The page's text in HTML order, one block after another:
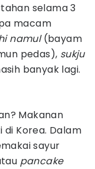
selama 3
macam
namul(bayam
pedas), sukju
banyak lagi.
Makanan
Korea. Dalam
sayur
pancake